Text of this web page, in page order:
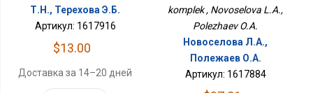
Т.Н., Терехова Э.Б.
Артикул: 1617916
$13.00
Доставка за 14–20 дней
komplek , Novoselova L.A.,
Polezhaev O.A.
Новоселова Л.А.,
Полежаев О.А.
Артикул: 1617884